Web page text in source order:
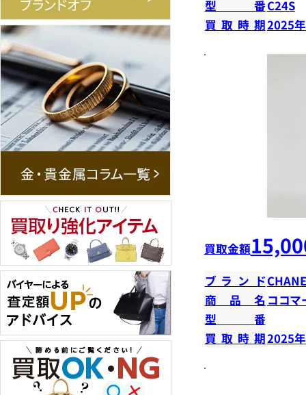
型番C24S
買取時期2025
買取金額
ブランド
商品名 ココマ
型番
買取時期2025